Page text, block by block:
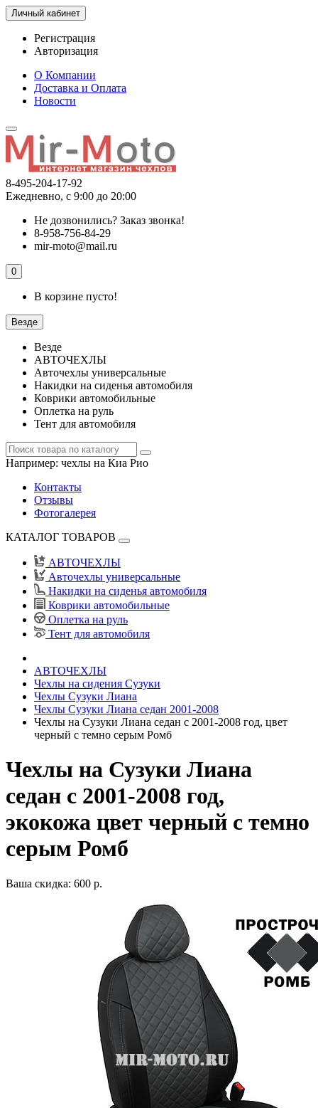
Личный кабинет
Регистрация
Авторизация
О Компании
Доставка и Оплата
Новости
8-495-204-17-92
Ежедневно, с 9:00 до 20:00
Не дозвонились? Заказ звонка!
8-958-756-84-29
mir-moto@mail.ru
0
В корзине пусто!
Везде
Везде
АВТОЧЕХЛЫ
Авточехлы универсальные
Накидки на сиденья автомобиля
Коврики автомобильные
Оплетка на руль
Тент для автомобиля
Например: чехлы на Киа Рио
Контакты
Отзывы
Фотогалерея
КАТАЛОГ ТОВАРОВ
АВТОЧЕХЛЫ
Авточехлы универсальные
Накидки на сиденья автомобиля
Коврики автомобильные
Оплетка на руль
Тент для автомобиля
АВТОЧЕХЛЫ
Чехлы на сидения Сузуки
Чехлы Сузуки Лиана
Чехлы Сузуки Лиана седан 2001-2008
Чехлы на Сузуки Лиана седан с 2001-2008 год, цвет
черный с темно серым Ромб
Чехлы на Сузуки Лиана
седан с 2001-2008 год,
экокожа цвет черный с темно
серым Ромб
Ваша скидка: 600 р.